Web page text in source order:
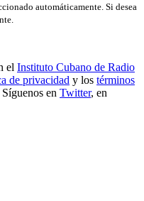
automáticamente. Si desea
el Instituto Cubano de Radio
de privacidad y los términos
en Twitter, en